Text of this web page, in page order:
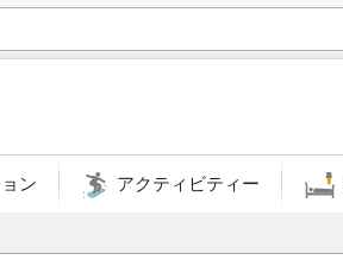
ン アクティビティー